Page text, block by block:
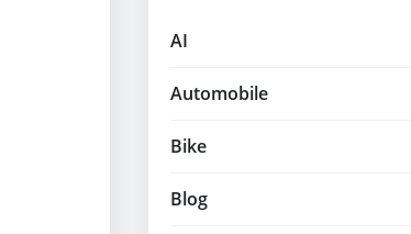
AI
Automobile
Bike
Blog